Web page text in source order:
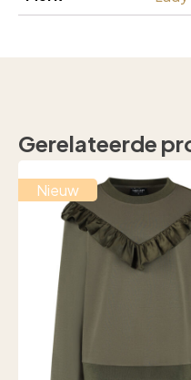
Gerelateerde
Nieuw